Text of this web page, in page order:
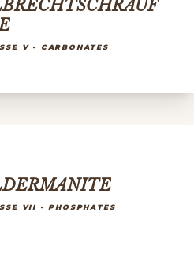
V - CARBONATES
VII - PHOSPHATES